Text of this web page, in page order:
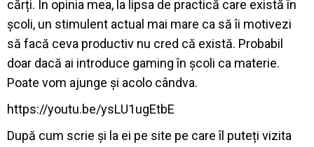
cărți. În opinia mea, la lipsa de practică care există în
școli, un stimulent actual mai mare ca să îi motivezi
să facă ceva productiv nu cred că există. Probabil
doar dacă ai introduce gaming în școli ca materie.
Poate vom ajunge și acolo cândva.
https://youtu.be/ysLU1ugEtbE
După cum scrie și la ei pe site pe care îl puteți vizita